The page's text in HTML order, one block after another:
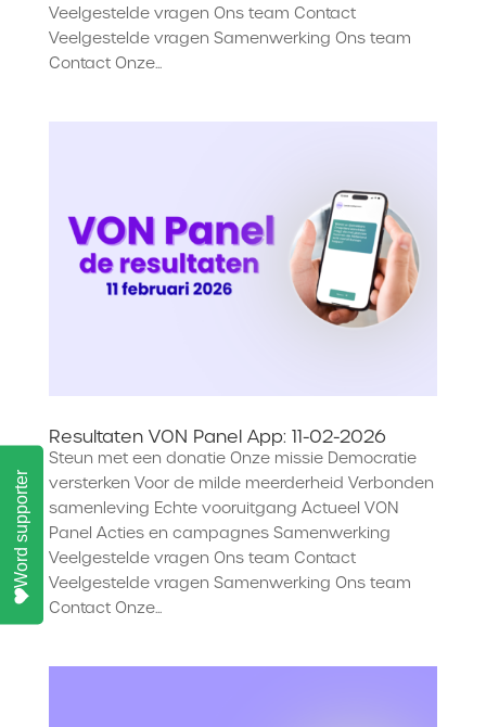
Veelgestelde vragen Ons team Contact
Veelgestelde vragen Samenwerking Ons team
Contact Onze...
Resultaten VON Panel App: 11-02-2026
Steun met een donatie Onze missie Democratie
versterken Voor de milde meerderheid Verbonden
samenleving Echte vooruitgang Actueel VON
Panel Acties en campagnes Samenwerking
Veelgestelde vragen Ons team Contact
Veelgestelde vragen Samenwerking Ons team
Contact Onze...
Word supporter